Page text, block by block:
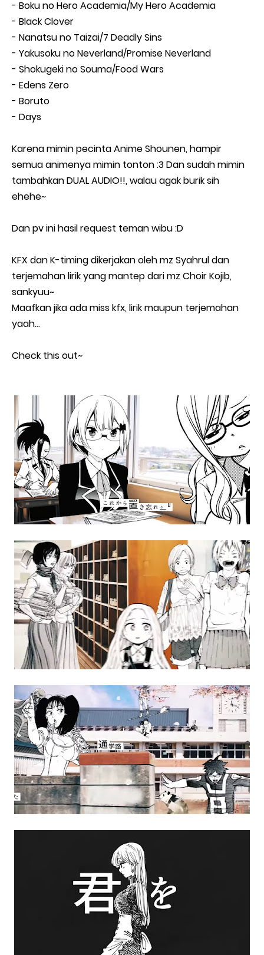
- Boku no Hero Academia/My Hero Academia
- Black Clover
- Nanatsu no Taizai/7 Deadly Sins
- Yakusoku no Neverland/Promise Neverland
- Shokugeki no Souma/Food Wars
- Edens Zero
- Boruto
- Days
Karena mimin pecinta Anime Shounen, hampir
semua animenya mimin tonton :3 Dan sudah mimin
tambahkan DUAL AUDIO!!, walau agak burik sih
ehehe~
Dan pv ini hasil request teman wibu :D
KFX dan K-timing dikerjakan oleh mz Syahrul dan
terjemahan lirik yang mantep dari mz Choir Kojib,
sankyuu~
Maafkan jika ada miss kfx, lirik maupun terjemahan
yaah...
Check this out~